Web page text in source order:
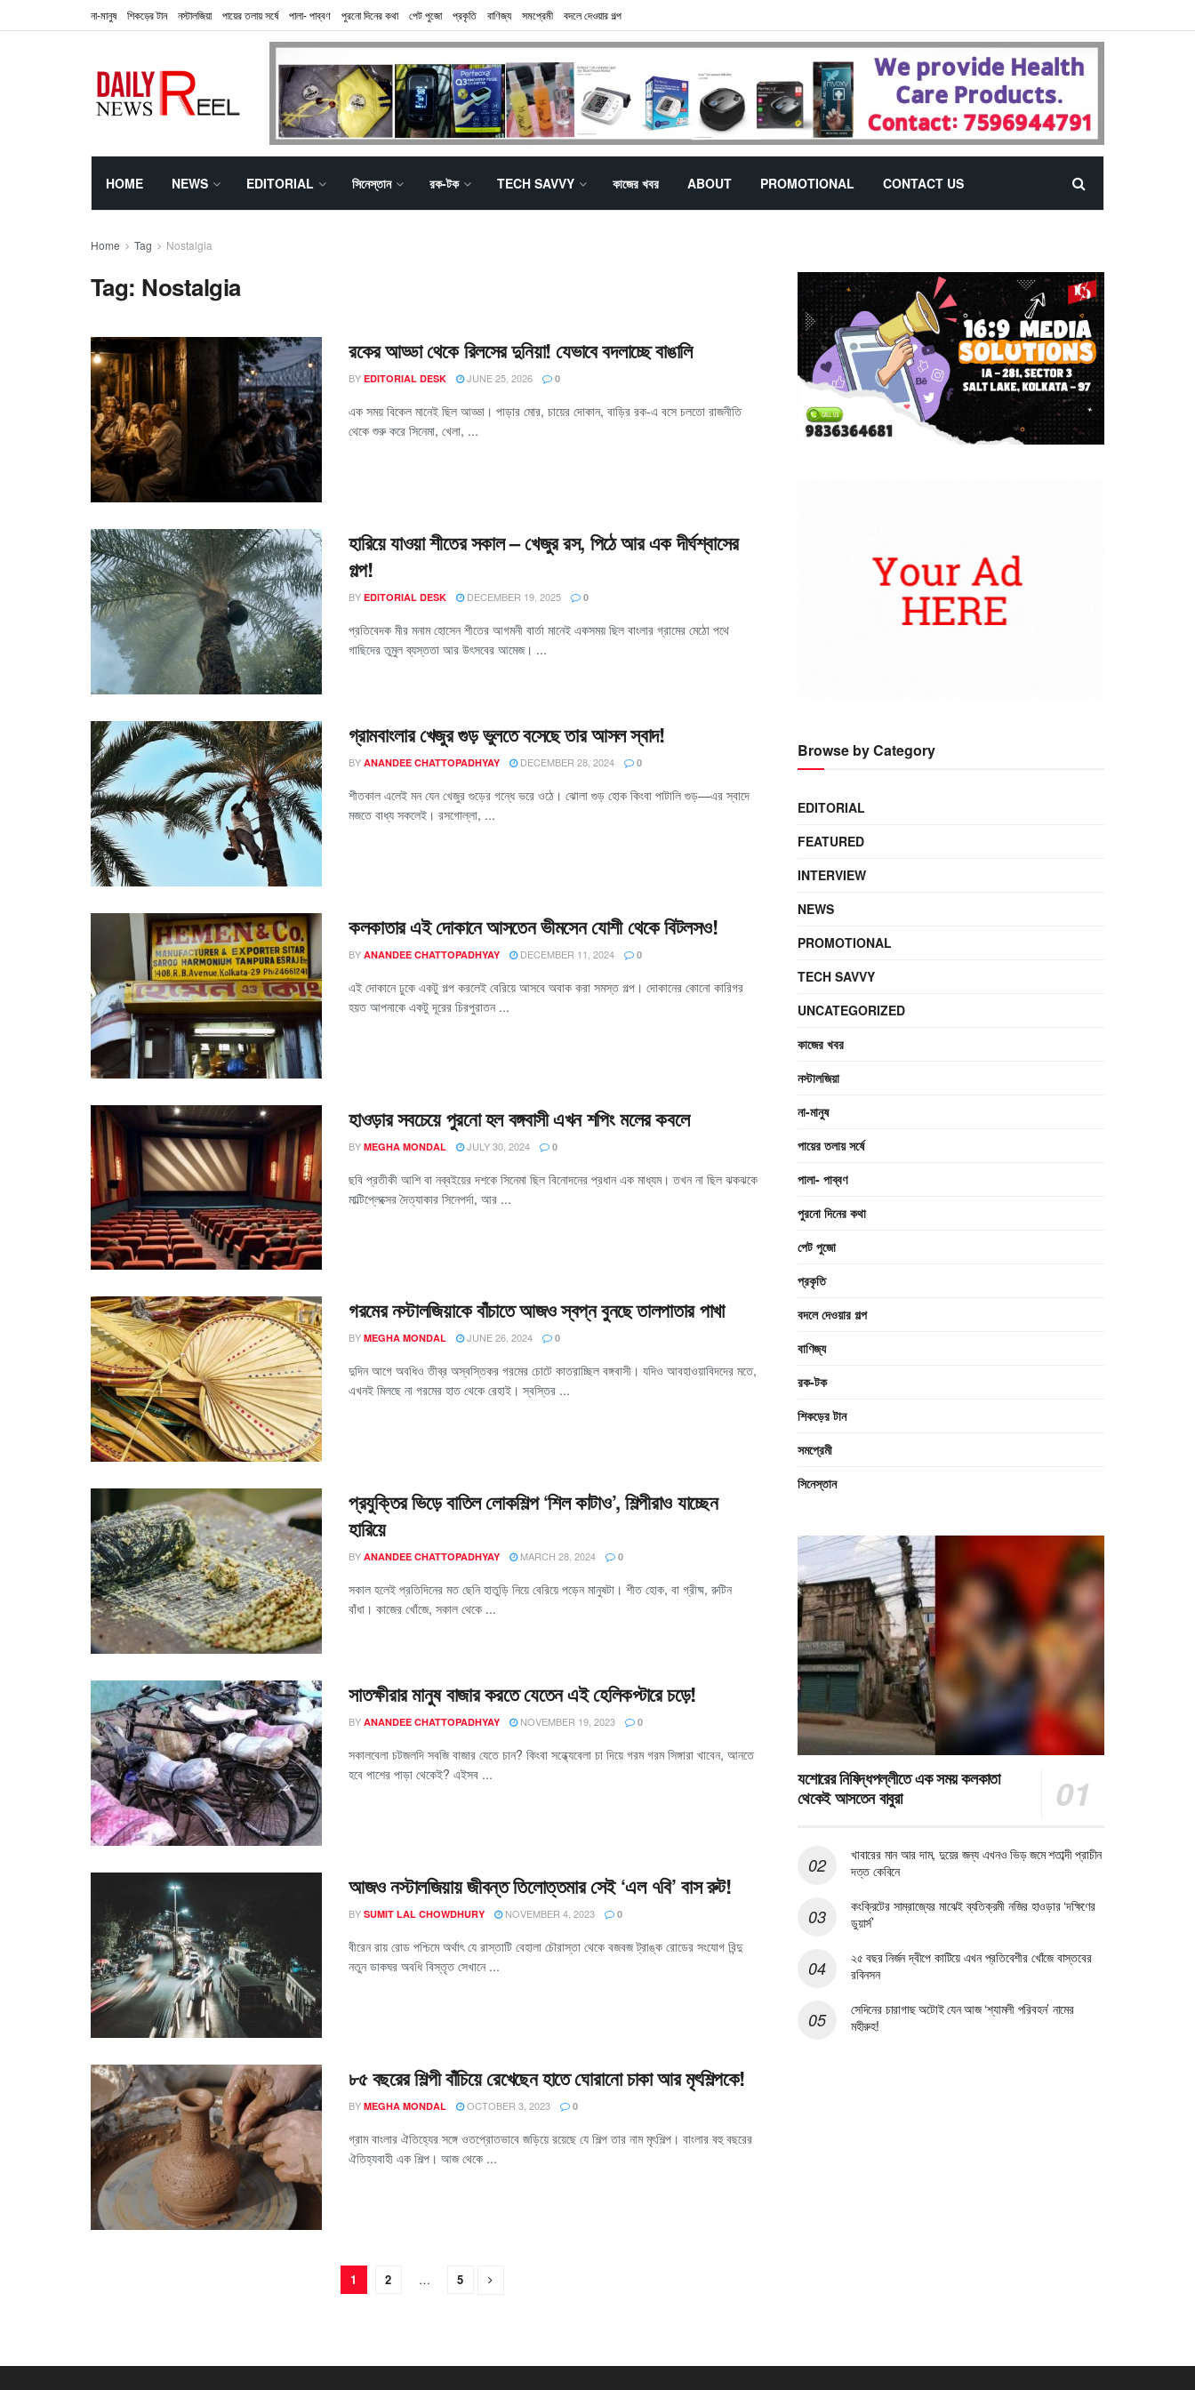
না-মানুষ শিকড়ের টান নস্টালজিয়া পায়ের তলায় সর্ষে পালা- পাব্বণ পুরনো দিনের কথা পেট পুজো প্রকৃতি বাণিজ্য সমপ্রেমী বদলে দেওয়ার গল্প
HOME NEWS EDITORIAL সিনেস্তান রক-টক TECH SAVVY কাজের খবর ABOUT PROMOTIONAL CONTACT US
Home Tag Nostalgia
Tag: Nostalgia
রকের আড্ডা থেকে রিলসের দুনিয়া! যেভাবে বদলাচ্ছে বাঙালি
BY EDITORIAL DESK JUNE 25, 2026 0
এক সময় বিকেল মানেই ছিল আড্ডা। পাড়ার মোর, চায়ের দোকান, বাড়ির রক-এ বসে চলতো রাজনীতি
থেকে শুরু করে সিনেমা, খেলা, ...
হারিয়ে যাওয়া শীতের সকাল – খেজুর রস, পিঠে আর এক দীর্ঘশ্বাসের
গল্প!
BY EDITORIAL DESK DECEMBER 19, 2025 0
প্রতিবেদক মীর মনাম হোসেন শীতের আগমনী বার্তা মানেই একসময় ছিল বাংলার গ্রামের মেঠো পথে
গাছিদের তুমুল ব্যস্ততা আর উৎসবের আমেজ। ...
গ্রামবাংলার খেজুর গুড় ভুলতে বসেছে তার আসল স্বাদ!
BY ANANDEE CHATTOPADHYAY DECEMBER 28, 2024 0
শীতকাল এলেই মন যেন খেজুর গুড়ের গন্ধে ভরে ওঠে। ঝোলা গুড় হোক কিংবা পাটালি গুড়—এর স্বাদে
মজতে বাধ্য সকলেই। রসগোল্লা, ...
কলকাতার এই দোকানে আসতেন ভীমসেন যোশী থেকে বিটলসও!
BY ANANDEE CHATTOPADHYAY DECEMBER 11, 2024 0
এই দোকানে ঢুকে একটু গল্প করলেই বেরিয়ে আসবে অবাক করা সমস্ত গল্প। দোকানের কোনো কারিগর
হয়ত আপনাকে একটু দূরের চিরপুরাতন ...
হাওড়ার সবচেয়ে পুরনো হল বঙ্গবাসী এখন শপিং মলের কবলে
BY MEGHA MONDAL JULY 30, 2024 0
ছবি প্রতীকী আশি বা নব্বইয়ের দশকে সিনেমা ছিল বিনোদনের প্রধান এক মাধ্যম। তখন না ছিল ঝকঝকে
মাল্টিপ্লেক্সের দৈত্যাকার সিনেপর্দা, আর ...
গরমের নস্টালজিয়াকে বাঁচাতে আজও স্বপ্ন বুনছে তালপাতার পাখা
BY MEGHA MONDAL JUNE 26, 2024 0
দুদিন আগে অবধিও তীব্র অস্বস্তিকর গরমের চোটে কাতরাচ্ছিল বঙ্গবাসী। যদিও আবহাওয়াবিদদের মতে,
এখনই মিলছে না গরমের হাত থেকে রেহাই। স্বস্তির ...
প্রযুক্তির ভিড়ে বাতিল লোকশিল্প ‘শিল কাটাও’, শিল্পীরাও যাচ্ছেন
হারিয়ে
BY ANANDEE CHATTOPADHYAY MARCH 28, 2024 0
সকাল হলেই প্রতিদিনের মত ছেনি হাতুড়ি নিয়ে বেরিয়ে পড়েন মানুষটা। শীত হোক, বা গ্রীষ্ম, রুটিন
বাঁধা। কাজের খোঁজে, সকাল থেকে ...
সাতক্ষীরার মানুষ বাজার করতে যেতেন এই হেলিকপ্টারে চড়ে!
BY ANANDEE CHATTOPADHYAY NOVEMBER 19, 2023 0
সকালবেলা চটজলদি সবজি বাজার যেতে চান? কিংবা সন্ধ্যেবেলা চা দিয়ে গরম গরম সিঙ্গারা খাবেন, আনতে
হবে পাশের পাড়া থেকেই? এইসব ...
আজও নস্টালজিয়ায় জীবন্ত তিলোত্তমার সেই ‘এল ৭বি’ বাস রুট!
BY SUMIT LAL CHOWDHURY NOVEMBER 4, 2023 0
বীরেন রায় রোড পশ্চিমে অর্থাৎ যে রাস্তাটি বেহালা চৌরাস্তা থেকে বজবজ ট্রাঙ্ক রোডের সংযোগ বিন্দু
নতুন ডাকঘর অবধি বিস্তৃত সেখানে ...
৮৫ বছরের শিল্পী বাঁচিয়ে রেখেছেন হাতে ঘোরানো চাকা আর মৃৎশিল্পকে!
BY MEGHA MONDAL OCTOBER 3, 2023 0
গ্রাম বাংলার ঐতিহ্যের সঙ্গে ওতপ্রোতভাবে জড়িয়ে রয়েছে যে শিল্প তার নাম মৃৎশিল্প। বাংলার বহু বছরের
ঐতিহ্যবাহী এক শিল্প। আজ থেকে ...
1 2 … 5
Browse by Category
EDITORIAL
FEATURED
INTERVIEW
NEWS
PROMOTIONAL
TECH SAVVY
UNCATEGORIZED
কাজের খবর
নস্টালজিয়া
না-মানুষ
পায়ের তলায় সর্ষে
পালা- পাব্বণ
পুরনো দিনের কথা
পেট পুজো
প্রকৃতি
বদলে দেওয়ার গল্প
বাণিজ্য
রক-টক
শিকড়ের টান
সমপ্রেমী
সিনেস্তান
যশোরের নিষিদ্ধপল্লীতে এক সময় কলকাতা
থেকেই আসতেন বাবুরা
খাবারের মান আর দাম, দুয়ের জন্য এখনও ভিড় জমে শতাব্দী প্রাচীন
দত্ত কেবিনে
কংক্রিটের সাম্রাজ্যের মাঝেই ব্যতিক্রমী নজির হাওড়ার ‘দক্ষিণের
ডুয়ার্স’
২৫ বছর নির্জন দ্বীপে কাটিয়ে এখন প্রতিবেশীর খোঁজে বাস্তবের
রবিনসন
সেদিনের চারাগাছ অটোই যেন আজ ‘শ্যামলী পরিবহন’ নামের
মহীরুহ!